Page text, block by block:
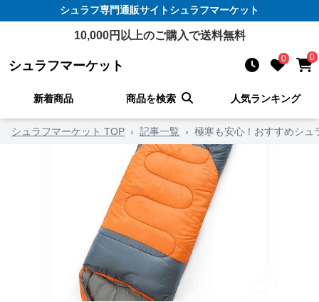
シュラフ専門通販サイトシュラフマーケット
10,000円以上のご購入で送料無料
シュラフマーケット 0 0
新着商品 商品を検索 人気ランキング
シュラフマーケット TOP › 記事一覧 › 極寒も安心！おすすめシュ